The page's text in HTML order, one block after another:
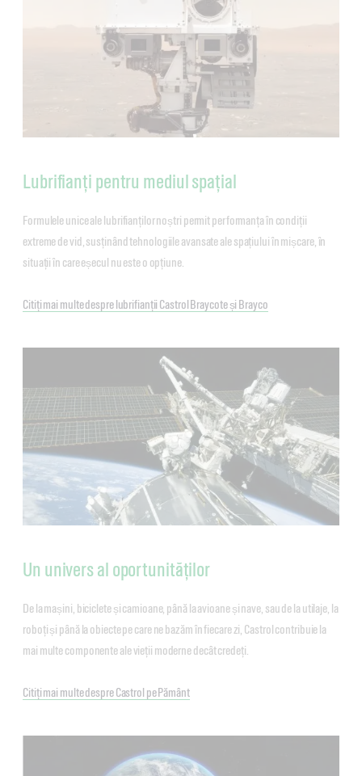
Lubrifianți pentru mediul spațial
Formulele unice ale lubrifianților noștri permit performanța în condiții
extreme de vid, susținând tehnologiile avansate ale spațiului în mișcare, în
situații în care eșecul nu este o opțiune.
Citiți mai multe despre lubrifianții Castrol Braycote și Brayco
Un univers al oportunităților
De la mașini, biciclete și camioane, până la avioane și nave, sau de la utilaje, la
roboți și până la obiecte pe care ne bazăm în fiecare zi, Castrol contribuie la
mai multe componente ale vieții moderne decât credeți.
Citiți mai multe despre Castrol pe Pământ